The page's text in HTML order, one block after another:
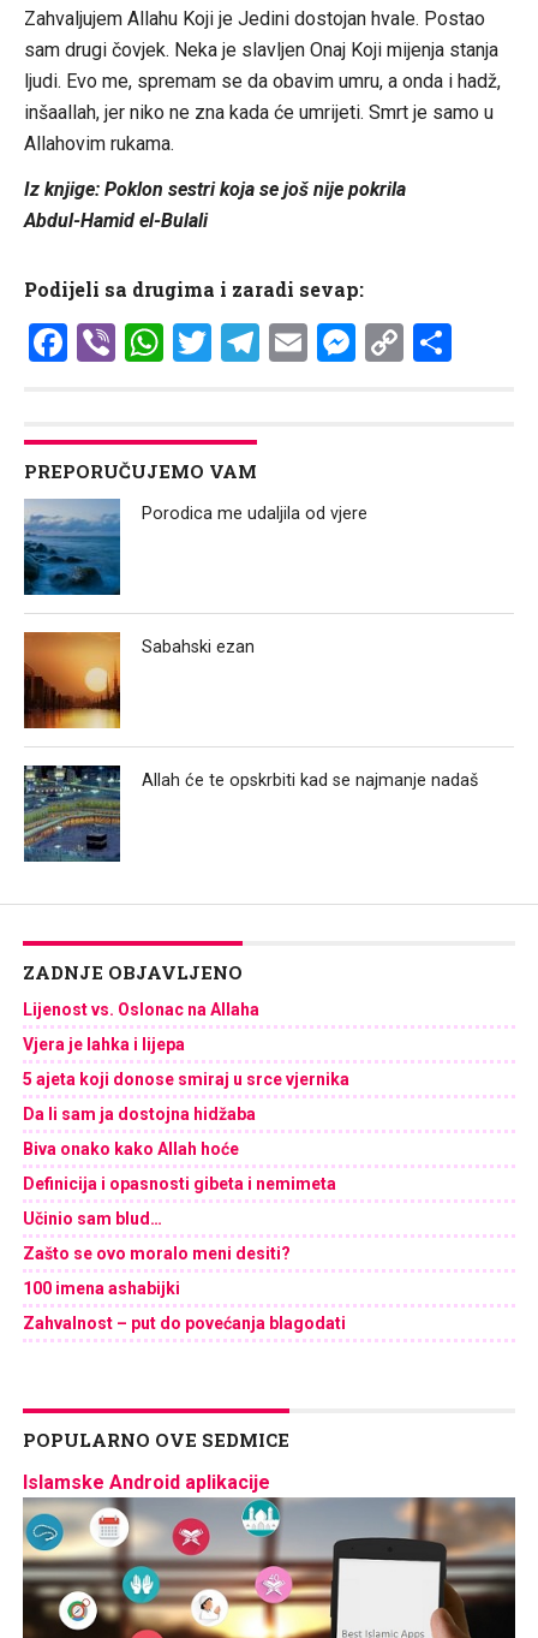
Zahvaljujem Allahu Koji je Jedini dostojan hvale. Postao
sam drugi čovjek. Neka je slavljen Onaj Koji mijenja stanja
ljudi. Evo me, spremam se da obavim umru, a onda i hadž,
inšaallah, jer niko ne zna kada će umrijeti. Smrt je samo u
Allahovim rukama.
Iz knjige: Poklon sestri koja se još nije pokrila
Abdul-Hamid el-Bulali
Podijeli sa drugima i zaradi sevap:
Facebook
ViberWhatsApp
Twitter
Telegram
EmailCopy
PREPORUČUJEMO VAM
Porodica me udaljila od vjere
Sabahski ezan
Allah će te opskrbiti kad se najmanje nadaš
ZADNJE OBJAVLJENO
Lijenost vs. Oslonac na Allaha
Vjera je lahka i lijepa
5 ajeta koji donose smiraj u srce vjernika
Da li sam ja dostojna hidžaba
Biva onako kako Allah hoće
Definicija i opasnosti gibeta i nemimeta
Učinio sam blud…
Zašto se ovo moralo meni desiti?
100 imena ashabijki
Zahvalnost – put do povećanja blagodati
POPULARNO OVE SEDMICE
Islamske Android aplikacije